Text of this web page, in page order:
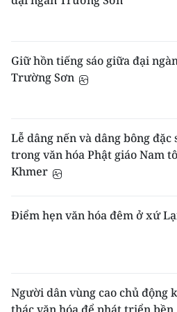
luyến ái. Hôn nhân cư
sinh ra đều theo họ mẹ.
tắc trong hôn nhân.
Ma chay: Người Chăm có
người chết về thế giới
hoả táng. Nhóm cư dân
nhóm cư dân khác thì thổ
trong cùng một dòng họ
cùng một nơi theo huyết hệ
: Người Chăm ở
Thuận khi dựng nhà mới
số nghi lễ cúng thần như:
đốn gỗ tại rừng. Khi gỗ
phải làm lễ đón cây. Lễ
chức để khởi công cho
Lễ tết
: Người ta thực hiện
nghiệp trong một chu kỳ
Giữ hồn tiếng sáo giữa đại
Trường Sơn
Lễ dâng nến và dâng bông đặc
trong văn hóa Phật giáo Nam
Khmer
Điểm hẹn văn hóa đêm ở xứ
Người dân vùng cao chủ động